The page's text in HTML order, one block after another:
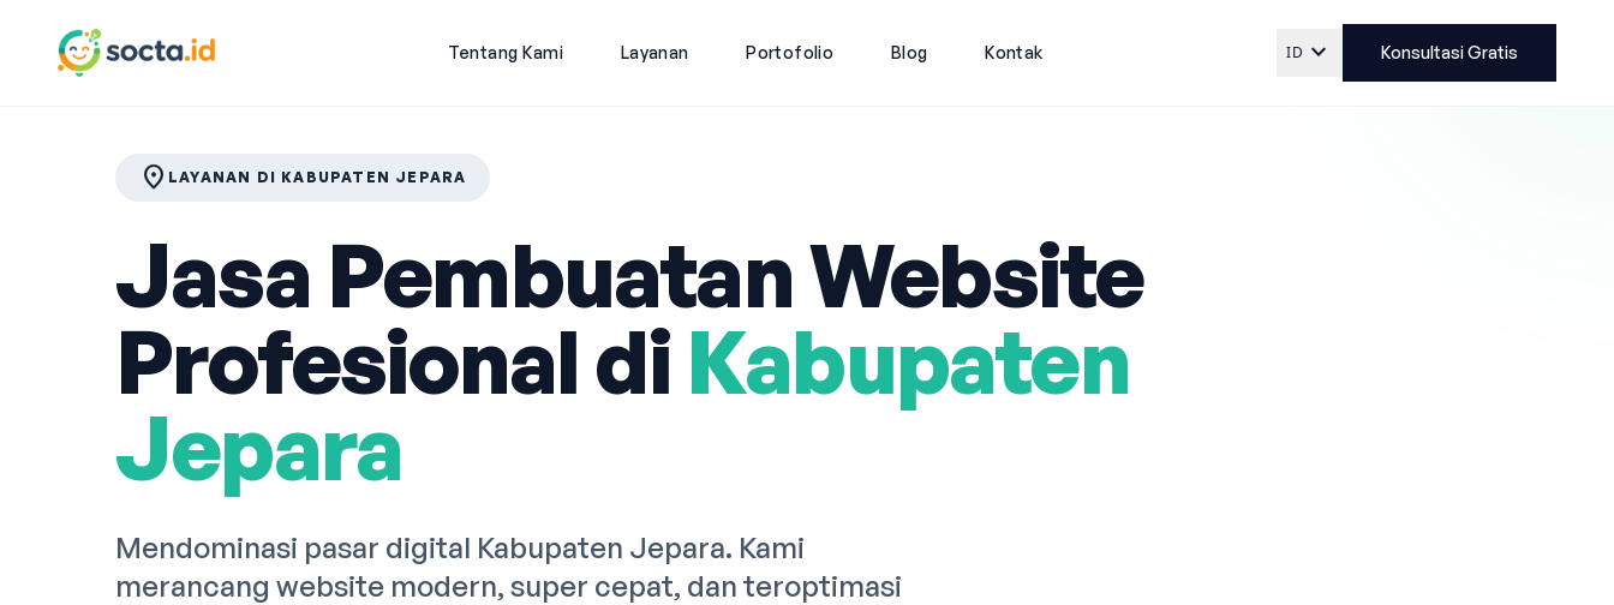
Tentang Kami Layanan Portofolio Blog Kontak ID expand_more Konsultasi Gratis
location_on LAYANAN DI KABUPATEN JEPARA
Jasa Pembuatan Website
Profesional di Kabupaten
Jepara
Mendominasi pasar digital Kabupaten Jepara. Kami
merancang website modern, super cepat, dan teroptimasi